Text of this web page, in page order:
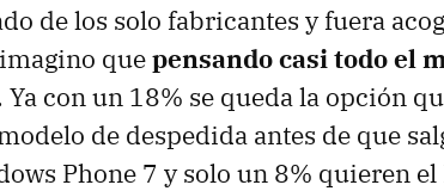
de los solo fabricantes y fuera
quepensando casi todo el
Ya con un 18% se queda la opción
de despedida antes de que
Phone 7 y solo un 8% quieren